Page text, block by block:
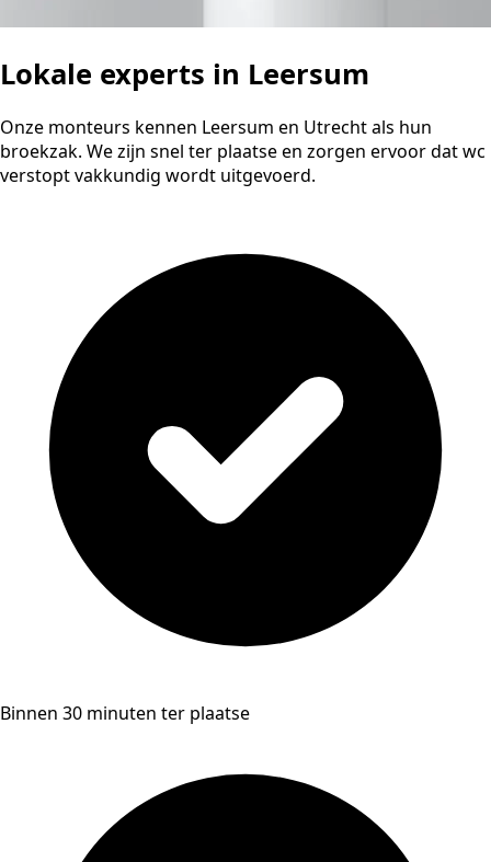
Lokale experts in Leersum
Onze monteurs kennen Leersum en Utrecht als hun
broekzak. We zijn snel ter plaatse en zorgen ervoor dat wc
verstopt vakkundig wordt uitgevoerd.
Binnen 30 minuten ter plaatse